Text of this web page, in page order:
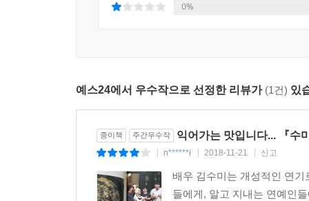
0%
예스24에서 우수작으로 선정한 리뷰가 (1건) 있
종이책 주간우수작 익어가는 맛입니다... 『수
n******i 2018-11-21 신고
배우 김수미는 개성적인 연
들에게, 알고 지내는 연예인